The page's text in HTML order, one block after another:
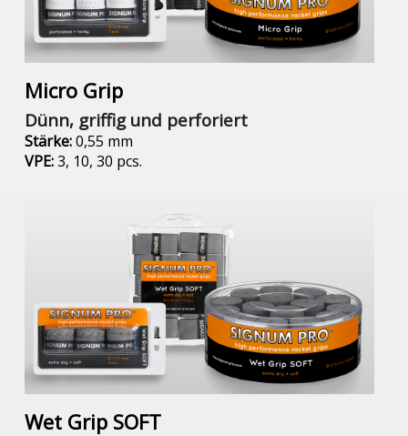
Micro Grip
Dünn, griffig und perforiert
Stärke:0,55 mm
VPE:3, 10, 30 pcs.
Wet Grip SOFT